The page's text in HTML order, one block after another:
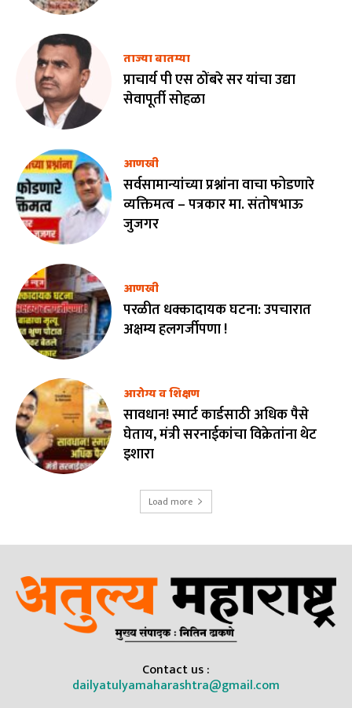
ताज्या बातम्या
प्राचार्य पी एस ठोंबरे सर यांचा उद्या
सेवापूर्ती सोहळा
आणखी
सर्वसामान्यांच्या प्रश्नांना वाचा फोडणारे
व्यक्तिमत्व – पत्रकार मा. संतोषभाऊ
जुजगर
आणखी
परळीत धक्कादायक घटना: उपचारात
अक्षम्य हलगर्जीपणा !
आरोग्य व शिक्षण
सावधान! स्मार्ट कार्डसाठी अधिक पैसे
घेताय, मंत्री सरनाईकांचा विक्रेतांना थेट
इशारा
Load more
Contact us :
dailyatulyamaharashtra@gmail.com